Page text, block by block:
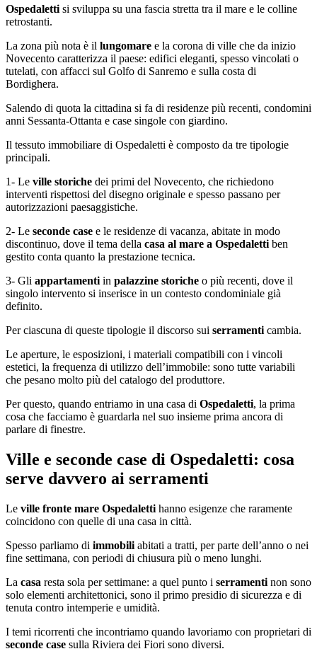
Ospedaletti si sviluppa su una fascia stretta tra il mare e le colline
retrostanti.
La zona più nota è il lungomare e la corona di ville che da inizio
Novecento caratterizza il paese: edifici eleganti, spesso vincolati o
tutelati, con affacci sul Golfo di Sanremo e sulla costa di
Bordighera.
Salendo di quota la cittadina si fa di residenze più recenti, condomini
anni Sessanta-Ottanta e case singole con giardino.
Il tessuto immobiliare di Ospedaletti è composto da tre tipologie
principali.
1- Le ville storiche dei primi del Novecento, che richiedono
interventi rispettosi del disegno originale e spesso passano per
autorizzazioni paesaggistiche.
2- Le seconde case e le residenze di vacanza, abitate in modo
discontinuo, dove il tema della casa al mare a Ospedaletti ben
gestito conta quanto la prestazione tecnica.
3- Gli appartamenti in palazzine storiche o più recenti, dove il
singolo intervento si inserisce in un contesto condominiale già
definito.
Per ciascuna di queste tipologie il discorso sui serramenti cambia.
Le aperture, le esposizioni, i materiali compatibili con i vincoli
estetici, la frequenza di utilizzo dell’immobile: sono tutte variabili
che pesano molto più del catalogo del produttore.
Per questo, quando entriamo in una casa di Ospedaletti, la prima
cosa che facciamo è guardarla nel suo insieme prima ancora di
parlare di finestre.
Ville e seconde case di Ospedaletti: cosa
serve davvero ai serramenti
Le ville fronte mare Ospedaletti hanno esigenze che raramente
coincidono con quelle di una casa in città.
Spesso parliamo di immobili abitati a tratti, per parte dell’anno o nei
fine settimana, con periodi di chiusura più o meno lunghi.
La casa resta sola per settimane: a quel punto i serramenti non sono
solo elementi architettonici, sono il primo presidio di sicurezza e di
tenuta contro intemperie e umidità.
I temi ricorrenti che incontriamo quando lavoriamo con proprietari di
seconde case sulla Riviera dei Fiori sono diversi.